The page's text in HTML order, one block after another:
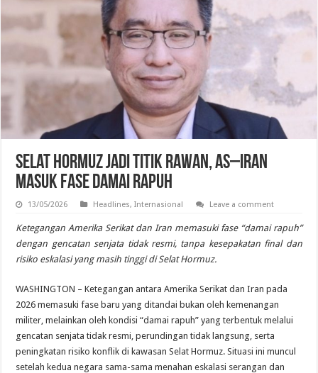
Selat Hormuz Jadi Titik Rawan, AS–Iran
Masuk Fase Damai Rapuh
13/05/2026 Headlines,Internasional Leave a comment
Ketegangan Amerika Serikat dan Iran memasuki fase “damai rapuh”
dengan gencatan senjata tidak resmi, tanpa kesepakatan final dan
risiko eskalasi yang masih tinggi di Selat Hormuz.
WASHINGTON – Ketegangan antara Amerika Serikat dan Iran pada
2026 memasuki fase baru yang ditandai bukan oleh kemenangan
militer, melainkan oleh kondisi “damai rapuh” yang terbentuk melalui
gencatan senjata tidak resmi, perundingan tidak langsung, serta
peningkatan risiko konflik di kawasan Selat Hormuz. Situasi ini muncul
setelah kedua negara sama-sama menahan eskalasi serangan dan